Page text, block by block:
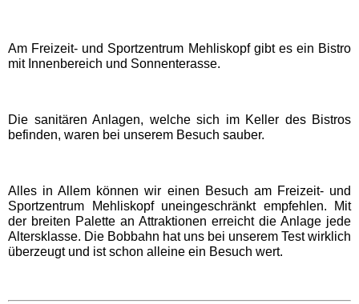
Freizeitparks
Irrland Kevelaer
Movie Park Germany
PanoramaPark
Am Freizeit- und Sportzentrum Mehliskopf gibt es ein Bistro
mit Innenbereich und Sonnenterasse.
Die sanitären Anlagen, welche sich im Keller des Bistros
befinden, waren bei unserem Besuch sauber.
Alles in Allem können wir einen Besuch am Freizeit- und
Sportzentrum Mehliskopf uneingeschränkt empfehlen. Mit
der breiten Palette an Attraktionen erreicht die Anlage jede
Altersklasse. Die Bobbahn hat uns bei unserem Test wirklich
überzeugt und ist schon alleine ein Besuch wert.